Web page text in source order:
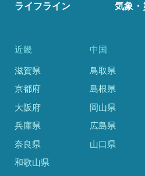
ライフライン 気象・
近畿
滋賀県
京都府
大阪府
兵庫県
奈良県
和歌山県
中国
鳥取県
島根県
岡山県
広島県
山口県